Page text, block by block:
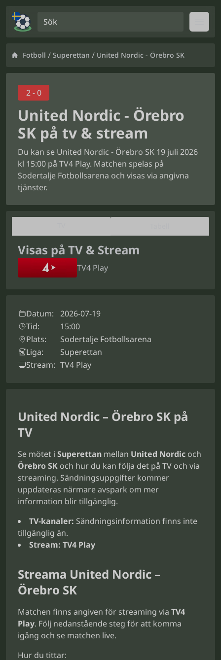
Fotboll / Superettan / United Nordic - Örebro SK
2 - 0
United Nordic - Örebro
SK på tv & stream
Du kan se United Nordic - Örebro SK 19 juli 2026
kl 15:00 på TV4 Play. Matchen spelas på
Sodertalje Fotbollsarena och visas via angivna
tjänster.
Visas på TV & Stream
TV4 Play
Datum:
2026-07-19
Tid:
15:00
Plats:
Sodertalje Fotbollsarena
Liga:
Superettan
Stream: TV4 Play
United Nordic – Örebro SK på
TV
Se mötet i Superettan mellan United Nordic och
Örebro SK och hur du kan följa det på TV och via
streaming. Sändningsuppgifter kommer
uppdateras närmare avspark om mer
information blir tillgänglig.
TV-kanaler: Sändningsinformation finns inte
tillgänglig än.
Stream: TV4 Play
Streama United Nordic –
Örebro SK
Matchen finns angiven för streaming via TV4
Play. Följ nedanstående steg för att komma
igång och se matchen live.
Hur du tittar: